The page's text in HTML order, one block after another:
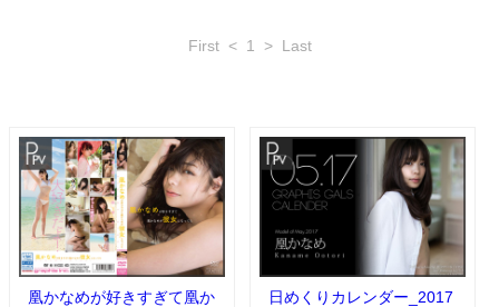
First < 1 > Last
凰かなめが好きすぎて凰か
日めくりカレンダー_2017